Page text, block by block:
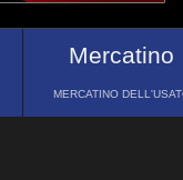
Mercatino
MERCATINO